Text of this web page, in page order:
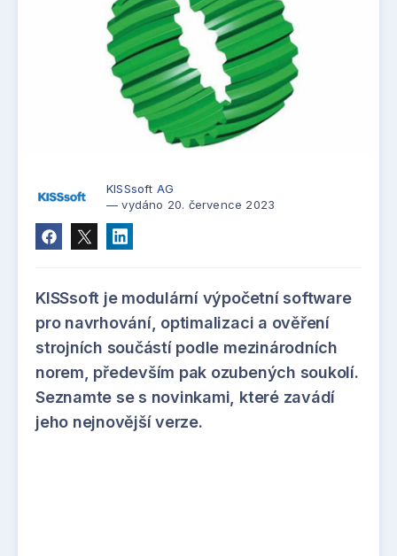
KISSsoft AG
— vydáno 20. července 2023
KISSsoft je modulární výpočetní software
pro navrhování, optimalizaci a ověření
strojních součástí podle mezinárodních
norem, především pak ozubených soukolí.
Seznamte se s novinkami, které zavádí
jeho nejnovější verze.